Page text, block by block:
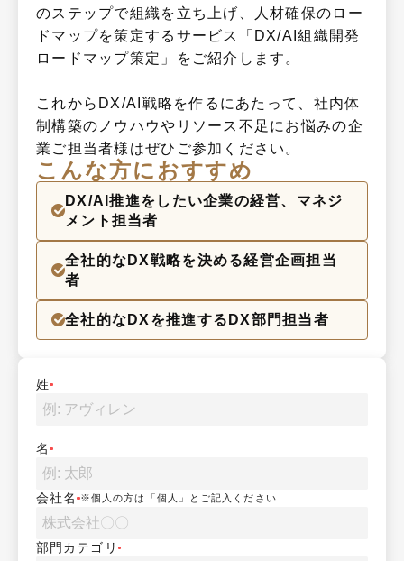
のステップで組織を立ち上げ、人材確保のロー
ドマップを策定するサービス「DX/AI組織開発
ロードマップ策定」をご紹介します。
これからDX/AI戦略を作るにあたって、社内体
制構築のノウハウやリソース不足にお悩みの企
業ご担当者様はぜひご参加ください。
こんな方におすすめ
DX/AI推進をしたい企業の経営、マネジ
メント担当者
全社的なDX戦略を決める経営企画担当
者
全社的なDXを推進するDX部門担当者
姓
名
会社名 ※個人の方は「個人」とご記入ください
部門カテゴリ